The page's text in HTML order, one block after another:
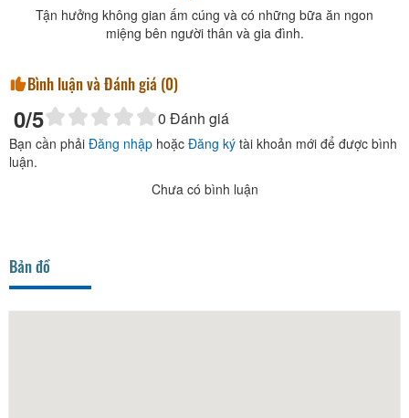
Tận hưởng không gian ấm cúng và có những bữa ăn ngon
miệng bên người thân và gia đình.
Bình luận và Đánh giá (0)
0/5 0 Đánh giá
Bạn cần phải Đăng nhập hoặc Đăng ký tài khoản mới để được bình
luận.
Chưa có bình luận
Bản đồ